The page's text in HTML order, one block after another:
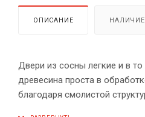
ОПИСАНИЕ НАЛИЧИЕ
Двери из сосны легкие и в
древесина проста в
благодаря смолистой